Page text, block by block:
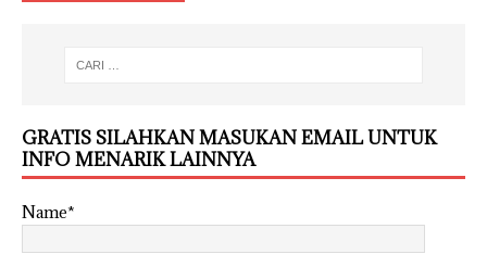
GRATIS SILAHKAN MASUKAN EMAIL UNTUK
INFO MENARIK LAINNYA
Name*